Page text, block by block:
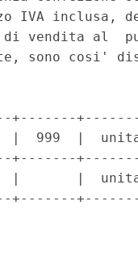
IVA inclusa,
vendita al
sono cosi'
+-------
999  |
+-------
|       |
+-------